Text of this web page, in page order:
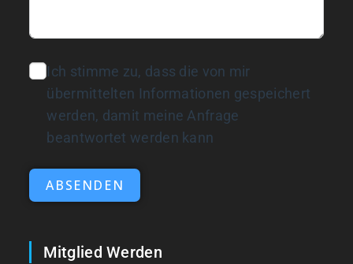
Ich stimme zu, dass die von mir
übermittelten Informationen gespeichert
werden, damit meine Anfrage
beantwortet werden kann
ABSENDEN
Mitglied Werden